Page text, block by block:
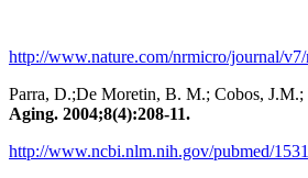
http://www.nature.com/nrmicro/journal/
Parra, D.;De Moretin, B. M.; Cobos,
Aging. 2004;8(4):208-11.
http://www.ncbi.nlm.nih.gov/pubmed/